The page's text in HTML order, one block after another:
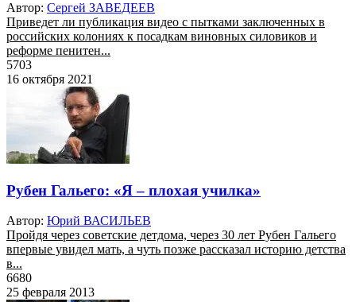
Автор: Сергей ЗАВЕДЕЕВ
Приведет ли публикация видео с пытками заключенных в
российских колониях к посадкам виновных силовиков и
реформе пенитен...
5703
16 октября 2021
Рубен Гальего: «Я – плохая училка»
Автор: Юрий ВАСИЛЬЕВ
Пройдя через советские детдома, через 30 лет Рубен Гальего
впервые увидел мать, а чуть позже рассказал историю детства
в...
6680
25 февраля 2013